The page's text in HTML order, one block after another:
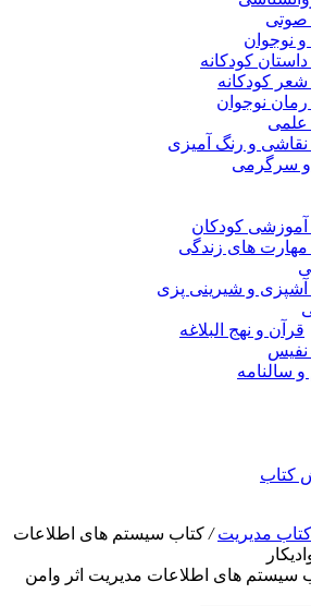
صوتی
نوجوان
کودکانه
کودکانه
نوجوان
علمی
و رنگ آمیزی
و سرگرمی
آموزشی کودکان
مهارت های زندگی
آشپزی و شیرینی پزی
قرآن و نهج البلاغه
نفیس
و سالنامه
کتاب
کتاب مدیریت/ کتاب سیستم های اطلاعات
سیستم های اطلاعات مدیریت اثر وامن